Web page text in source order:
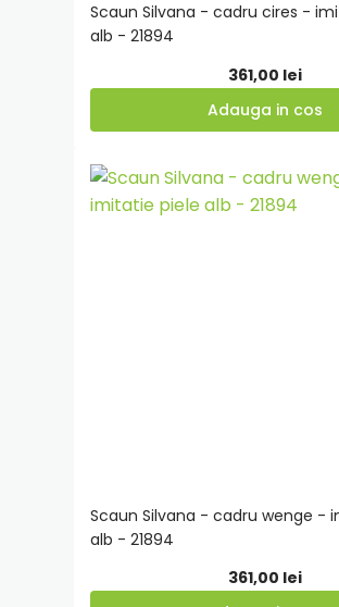
Scaun Silvana - cadru cires -
alb - 21894
361,00 lei
Adauga in cos
Scaun Silvana - cadru wenge -
alb - 21894
361,00 lei
Adauga
in